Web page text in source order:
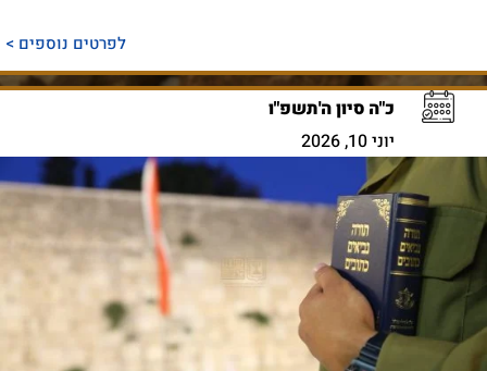
לפרטים נוספים >
כ"ה סיון ה'תשפ"ו
יוני 10, 2026